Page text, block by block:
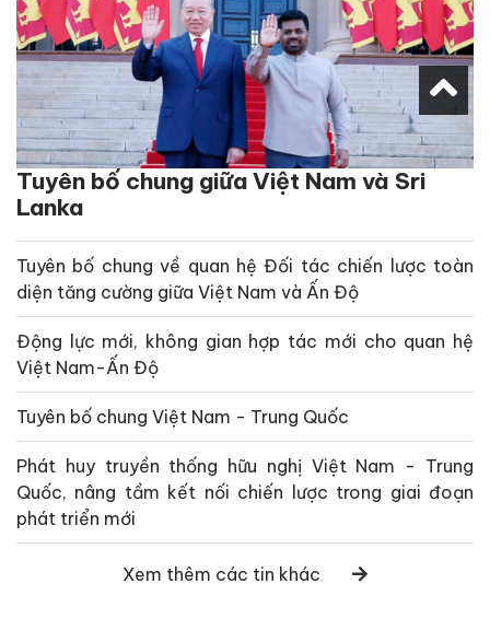
Tuyên bố chung giữa Việt Nam và Sri
Lanka
Tuyên bố chung về quan hệ Đối tác chiến lược toàn
diện tăng cường giữa Việt Nam và Ấn Độ
Động lực mới, không gian hợp tác mới cho quan hệ
Việt Nam-Ấn Độ
Tuyên bố chung Việt Nam - Trung Quốc
Phát huy truyền thống hữu nghị Việt Nam - Trung
Quốc, nâng tầm kết nối chiến lược trong giai đoạn
phát triển mới
Xem thêm các tin khác